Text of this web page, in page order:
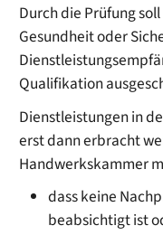
Durch die Prüfung
Gesundheit oder
Qualifikation
Dienstleistungen in
erst dann erbracht
Handwerkskammer
dass keine
beabsichtigt ist